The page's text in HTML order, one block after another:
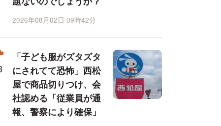
2026年08月02日 09時42分
「子ども服がズタズタ
にされてて恐怖」西松
屋で商品切りつけ、会
社認める「従業員が通
報、警察により確保」